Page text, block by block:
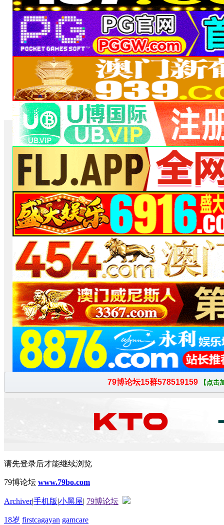
请先登录后才能继续浏览
79博论坛 www.79bo.com
Archiver|手机版|小黑屋| 79博论坛
18岁 firstcagayan gamcare